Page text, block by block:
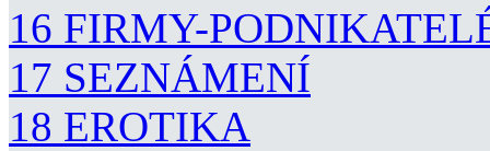
16 FIRMY-
17 SEZNÁMENÍ
18 EROTIKA